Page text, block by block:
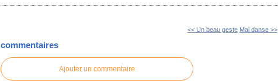
<< Un beau geste Mai danse >>
commentaires
Ajouter un commentaire